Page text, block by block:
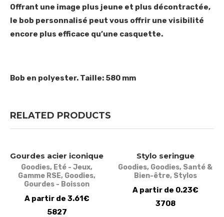
Offrant une image plus jeune et plus décontractée,
le bob personnalisé peut vous offrir une visibilité
encore plus efficace qu’une casquette.
Bob en polyester. Taille: 580 mm
RELATED PRODUCTS
Gourdes acier iconique
Goodies, Eté - Jeux,
Gamme RSE, Goodies,
Gourdes - Boisson
A partir de 3.61€
5827
Stylo seringue
Goodies, Goodies, Santé &
Bien-être, Stylos
A partir de 0.23€
3708